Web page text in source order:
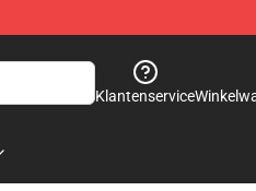
Klantenservice